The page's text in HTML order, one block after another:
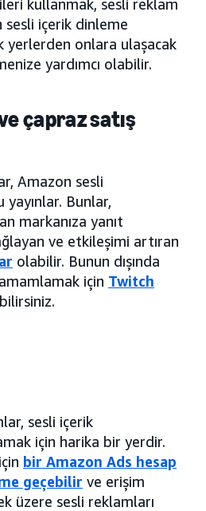
kullanmak, sesli reklam
içerik dinleme
yerlerden onlara ulaşacak
yardımcı olabilir.
çapraz satış
Amazon sesli
yayınlar. Bunlar,
markanıza yanıt
ve etkileşimi artıran
olabilir. Bunun dışında
için Twitch
sesli içerik
için harika bir yerdir.
bir Amazon Ads hesap
geçebilir ve erişim
üzere sesli reklamları